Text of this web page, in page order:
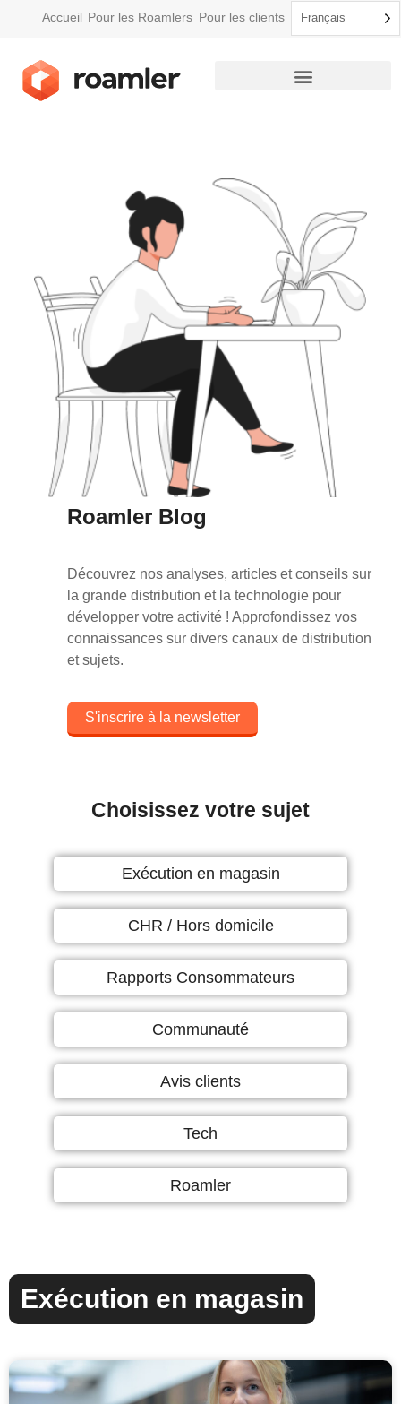
Accueil Pour les Roamlers Pour les clients Français
Roamler Blog
Découvrez nos analyses, articles et conseils sur
la grande distribution et la technologie pour
développer votre activité ! Approfondissez vos
connaissances sur divers canaux de distribution
et sujets.
S'inscrire à la newsletter
Choisissez votre sujet
Exécution en magasin
CHR / Hors domicile
Rapports Consommateurs
Communauté
Avis clients
Tech
Roamler
Exécution en magasin